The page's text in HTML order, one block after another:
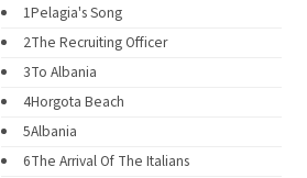
1Pelagia's Song
2The Recruiting Officer
3To Albania
4Horgota Beach
5Albania
6The Arrival Of The Italians